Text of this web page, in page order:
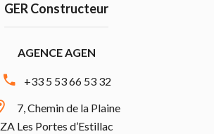
GER Constructeur
AGENCE AGEN
+33 5 53 66 53 32
7, Chemin de la Plaine
ZA Les Portes d’Estillac